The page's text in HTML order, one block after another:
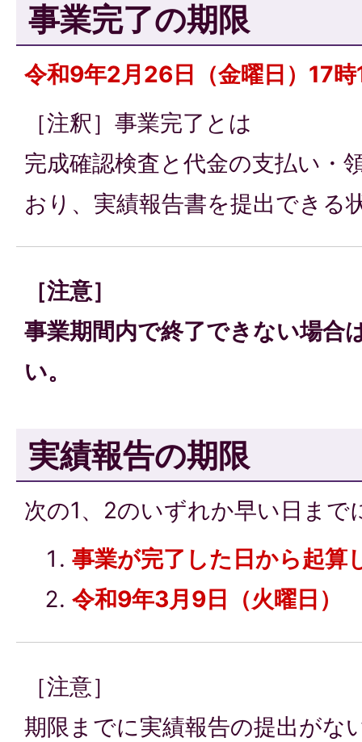
事業完了の期限
令和9年2月26日（金曜日）17
［注釈］事業完了とは
完成確認検査と代金の支払い・
おり、実績報告書を提出できる
［注意］
事業期間内で終了できない場合
い。
実績報告の期限
次の1、2のいずれか早い日まで
事業が完了した日から起算
令和9年3月9日（火曜日）
［注意］
期限までに実績報告の提出がな